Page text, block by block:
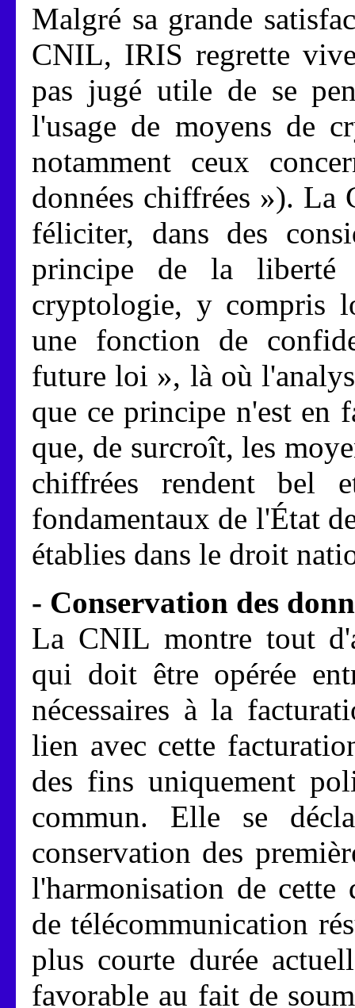
Malgré sa grande
CNIL, IRIS regrette
pas jugé utile de se
l'usage de moyens de
notamment ceux
données chiffrées »). La
féliciter, dans des
principe de la liberté
cryptologie, y compris
une fonction de
future loi », là où
que ce principe n'est en
que, de surcroît, les
chiffrées rendent bel
fondamentaux de l'État
établies dans le droit
- Conservation des
La CNIL montre tout
qui doit être opérée
nécessaires à la
lien avec cette
des fins uniquement
commun. Elle se
conservation des
l'harmonisation de cette
de télécommunication
plus courte durée
favorable au fait de